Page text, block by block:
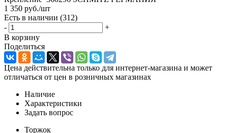
1 350 руб./шт
Есть в наличии (312)
-
+
В корзину
Поделиться
Цена действительна только для интернет-магазина и может
отличаться от цен в розничных магазинах
Наличие
Характеристики
Задать вопрос
Торжок